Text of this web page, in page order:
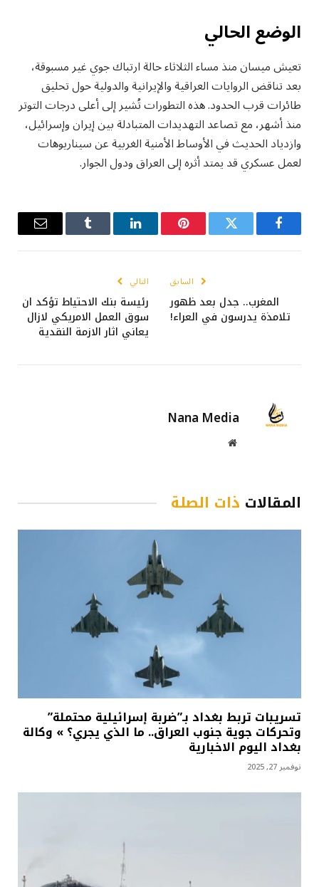
الوضع الحالي
تعيش ميسان منذ مساء الثلاثاء حالة ارتباك جوي غير مسبوقة،
بعد تناقض الروايات العراقية والإيرانية والدولية حول تحليق
طائرات قرب الحدود. هذه التطورات تُشير إلى أعلى درجات التوتر
منذ أشهر، مع تصاعد التهديدات المتبادلة بين إيران وإسرائيل،
وازدياد الحديث في الأوساط الأمنية الغربية عن سيناريوهات
لعمل عسكري قد يمتد أثره إلى العراق ودول الجوار.
فيسبوك تويتر بينتيريستلينكدإن Tumblr
البريد
السابق
المغرب.. جدل بعد ظهور
تلامذة يدرسون في العراء!
التالي
رئيسة بنك الاحتياط تؤكد ان
سوق العمل الامريكي لازال
يعاني اثار الازمة النقدية
Nana Media
موقع
المقالات ذات الصلة
تسريبات تربط بغداد بـ”ضربة إسرائيلية محتملة”
وتحركات جوية جنوب العراق.. ما الذي يجري؟ » وكالة
بغداد اليوم الاخبارية
نوفمبر 27, 2025